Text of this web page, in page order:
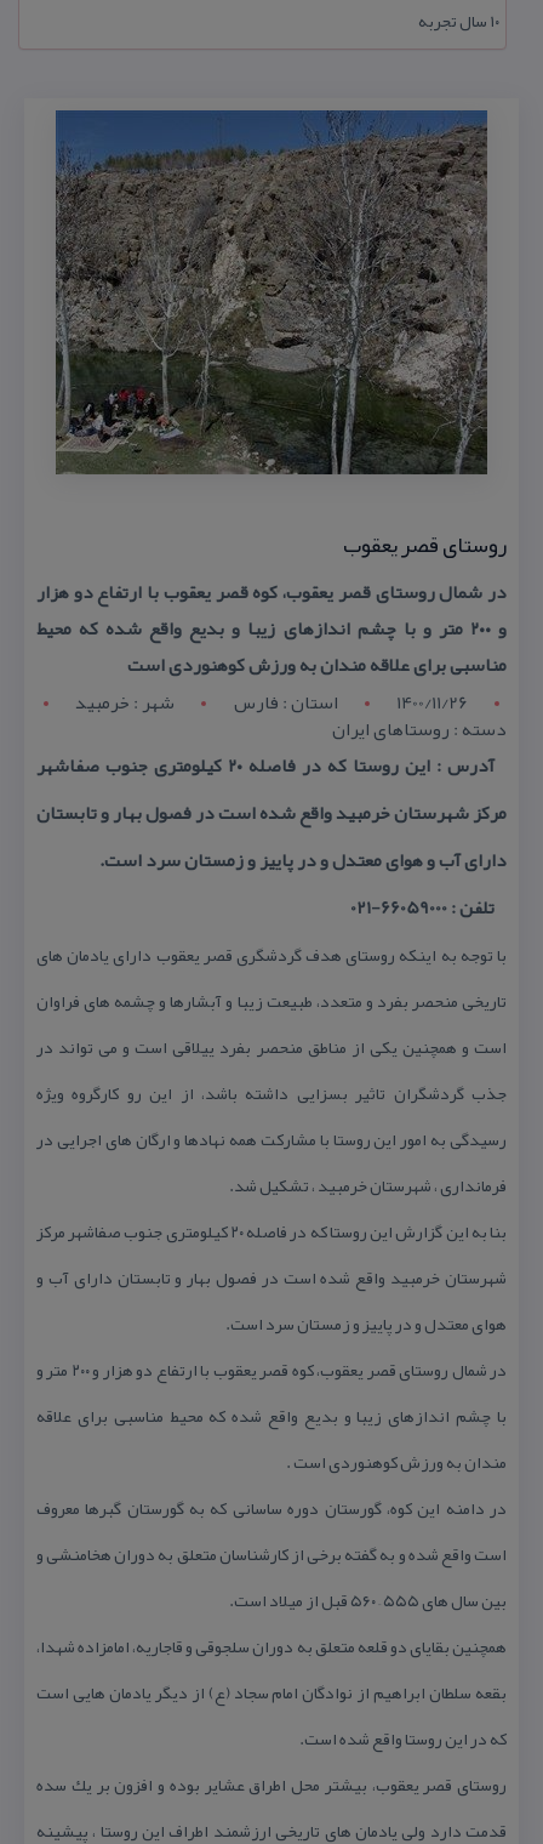
۱۰ سال تجربه
روستای قصر یعقوب
در شمال روستای قصر یعقوب، كوه قصر یعقوب با ارتفاع دو هزار
و ۲۰۰ متر و با چشم اندازهای زیبا و بدیع واقع شده كه محیط
مناسبی برای علاقه مندان به ورزش كوهنوردی است
1400/11/26
استان : فارس شهر : خرمبید
دسته : روستاهای ایران
آدرس : این روستا كه در فاصله ۲۰ كیلومتری جنوب صفاشهر
مركز شهرستان خرمبید واقع شده است در فصول بهار و تابستان
دارای آب و هوای معتدل و در پاییز و زمستان سرد است.
تلفن : 66059000-021
با توجه به اینكه روستای هدف گردشگری قصر یعقوب دارای یادمان های
تاریخی منحصر بفرد و متعدد، طبیعت زیبا و آبشارها و چشمه های فراوان
است و همچنین یكی از مناطق منحصر بفرد ییلاقی است و می تواند در
جذب گردشگران تاثیر بسزایی داشته باشد، از این رو كارگروه ویژه
رسیدگی به امور این روستا با مشاركت همه نهادها و ارگان های اجرایی در
فرمانداری ، شهرستان خرمبید ، تشكیل شد.
بنا به این گزارش این روستا كه در فاصله ۲۰ كیلومتری جنوب صفاشهر مركز
شهرستان خرمبید واقع شده است در فصول بهار و تابستان دارای آب و
هوای معتدل و در پاییز و زمستان سرد است.
در شمال روستای قصر یعقوب، كوه قصر یعقوب با ارتفاع دو هزار و ۲۰۰ متر و
با چشم اندازهای زیبا و بدیع واقع شده كه محیط مناسبی برای علاقه
مندان به ورزش كوهنوردی است .
در دامنه این كوه، گورستان دوره ساسانی كه به گورستان گبرها معروف
است واقع شده و به گفته برخی از كارشناسان متعلق به دوران هخامنشی و
بین سال های ۵۵۵ – ۵۶۰ قبل از میلاد است.
همچنین بقایای دو قلعه متعلق به دوران سلجوقی و قاجاریه، امامزاده شهدا،
بقعه سلطان ابراهیم از نوادگان امام سجاد (ع) از دیگر یادمان هایی است
كه در این روستا واقع شده است.
روستای قصر یعقوب، بیشتر محل اطراق عشایر بوده و افزون بر یك سده
قدمت دارد ولی یادمان های تاریخی ارزشمند اطراف این روستا ، پیشینه